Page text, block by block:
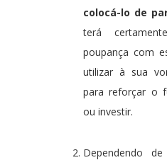
colocá-lo de
terá
poupança com
utilizar à sua
para reforçar o
ou investir.
Dependendo